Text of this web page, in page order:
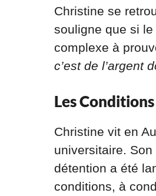
Christine se
souligne que si
complexe à
c’est de l’argent
Les
Christine vit en
universitaire.
détention a été
conditions, à